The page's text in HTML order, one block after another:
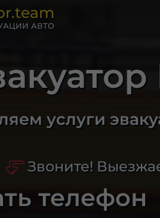
АВТО
услуги
Звоните!
телефон